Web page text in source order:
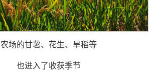
农场的甘薯、花生、旱稻等
也进入了收获季节